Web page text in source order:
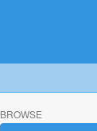
BROWSE